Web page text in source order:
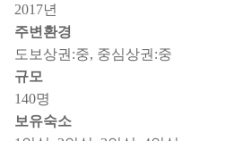
2017년
주변환경
도보상권:중, 중심상권:중
규모
140명
보유숙소